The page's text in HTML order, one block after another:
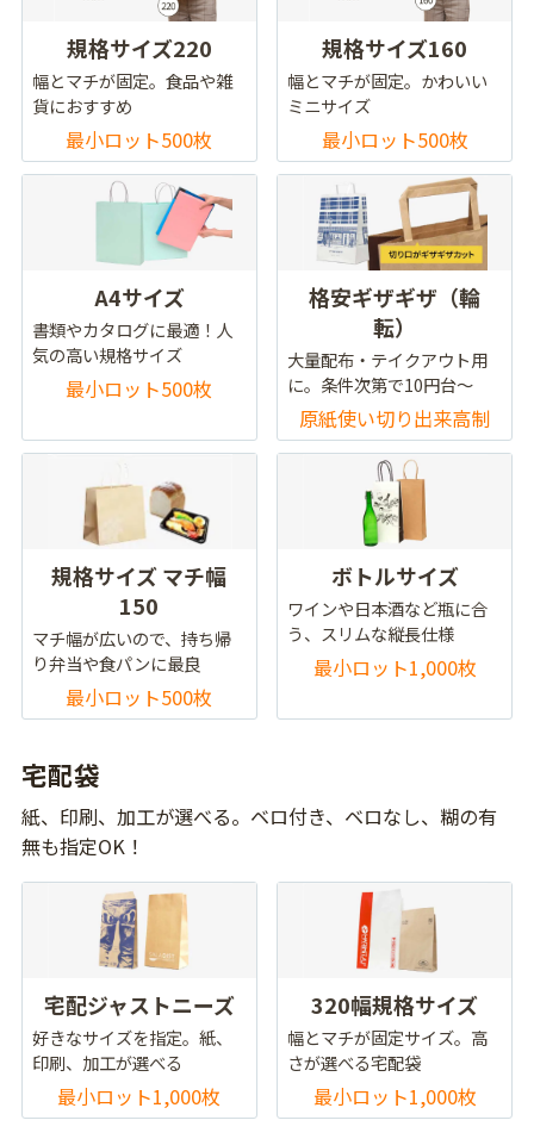
規格サイズ220
幅とマチが固定。食品や雑
貨におすすめ
最小ロット500枚
規格サイズ160
幅とマチが固定。かわいい
ミニサイズ
最小ロット500枚
A4サイズ
書類やカタログに最適！人
気の高い規格サイズ
最小ロット500枚
格安ギザギザ（輪
転）
大量配布・テイクアウト用
に。条件次第で10円台～
原紙使い切り出来高制
規格サイズ マチ幅
150
マチ幅が広いので、持ち帰
り弁当や食パンに最良
最小ロット500枚
ボトルサイズ
ワインや日本酒など瓶に合
う、スリムな縦長仕様
最小ロット1,000枚
宅配袋
紙、印刷、加工が選べる。ベロ付き、ベロなし、糊の有
無も指定OK！
宅配ジャストニーズ
好きなサイズを指定。紙、
印刷、加工が選べる
最小ロット1,000枚
320幅規格サイズ
幅とマチが固定サイズ。高
さが選べる宅配袋
最小ロット1,000枚